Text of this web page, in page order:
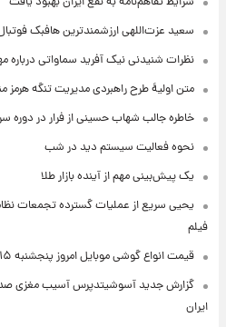
سعید عزت‌اللهی ارزشمندترین هافبک
نظرات شنیدنی نیک آفرید سماواتی درباره
متن اولیۀ طرح راهبردی مدیریت تنگه هرمز
خاطره جالب شهاب حسینی از فرار در دوره
نحوه فعالیت سیستم دید در شب
یک پیش‌بینی مهم از آینده بازار طلا
یحیی سریع از عملیات گسترده تجمعات
فیلم
قیمت انواع گوشی موبایل امروز پنجشنبه ۱۵ مرداد ۱۴۰۵ + جدول
گزارش جدید آسوشیتدپرس آسیب مغزی
ایران